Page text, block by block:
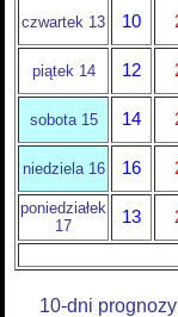
czwartek 13 10
piątek 14 12
sobota 15 14
niedziela 16 16
poniedziałek
17
13
10-dni